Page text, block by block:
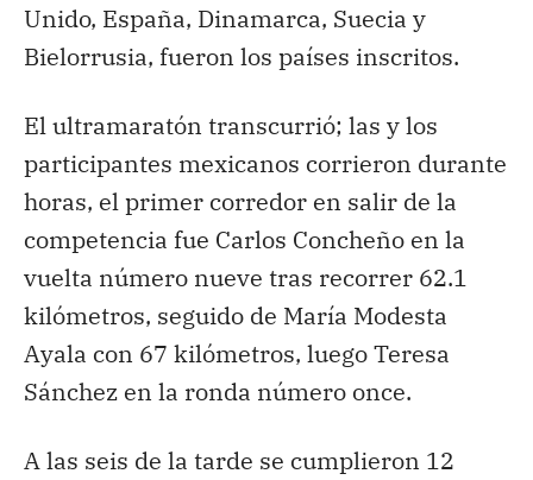
Unido, España, Dinamarca, Suecia y
Bielorrusia, fueron los países inscritos.
El ultramaratón transcurrió; las y los
participantes mexicanos corrieron durante
horas, el primer corredor en salir de la
competencia fue Carlos Concheño en la
vuelta número nueve tras recorrer 62.1
kilómetros, seguido de María Modesta
Ayala con 67 kilómetros, luego Teresa
Sánchez en la ronda número once.
A las seis de la tarde se cumplieron 12